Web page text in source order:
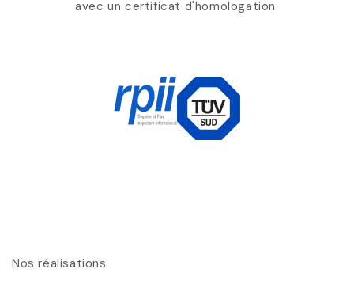
avec un certificat d'homologation.
Nos réalisations